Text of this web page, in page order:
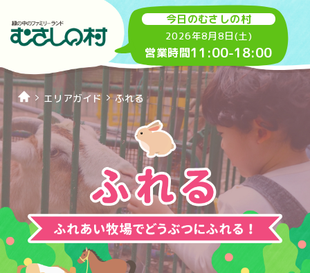
今日のむさしの村
2026年8月8日(土)
営業時間11:00-18:00
エリアガイド ふれる